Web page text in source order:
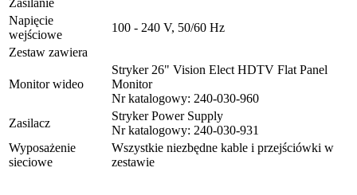
Napięcie
wejściowe
100 - 240 V, 50/60 Hz
Zestaw zawiera
Monitor wideo
Stryker 26" Vision Elect HDTV Flat Panel
Monitor
Nr katalogowy: 240-030-960
Zasilacz
Stryker Power Supply
Nr katalogowy: 240-030-931
Wyposażenie
sieciowe
Wszystkie niezbędne kable i przejściówki w
zestawie